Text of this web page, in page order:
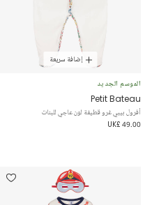
إضافة سريعة
الموسم الجديد
Petit Bateau
أفرول بيبي غرو قطيفة لون عاجي للبنات
UK£ 49.00